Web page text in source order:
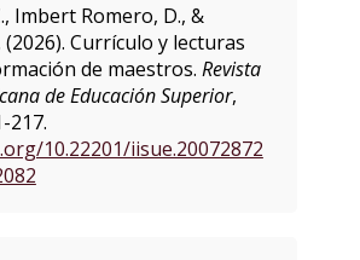
Imbert Romero, D., &
(2026). Currículo y lecturas
de maestros. Revista
de Educación Superior,
217.
10.22201/iisue.20072872